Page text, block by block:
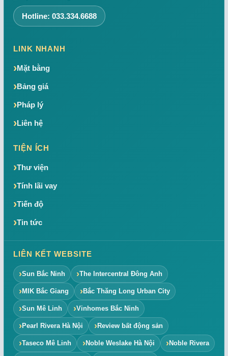
Hotline: 033.334.6688
LINK NHANH
Mặt bằng
Bảng giá
Pháp lý
Liên hệ
TIỆN ÍCH
Thư viện
Tính lãi vay
Tiến độ
Tin tức
LIÊN KẾT WEBSITE
Sun Bắc Ninh The Intercentral Đông Anh
MIK Bắc Giang Bắc Thăng Long Urban City
Sun Mê Linh Vinhomes Bắc Ninh
Pearl Rivera Hà Nội Review bất động sản
Taseco Mê Linh Noble Weslake Hà Nội Noble Rivera